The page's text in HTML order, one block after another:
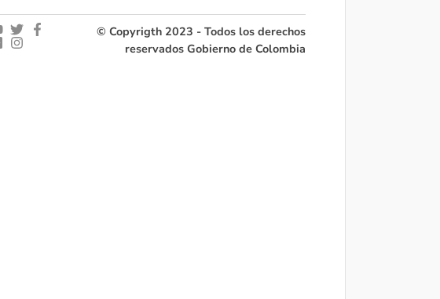
© Copyrigth 2023 - Todos los derechos
reservados Gobierno de Colombia